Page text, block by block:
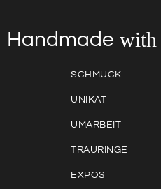
Handmade with
SCHMUCK
UNIKAT
UMARBEIT
TRAURINGE
EXPOS